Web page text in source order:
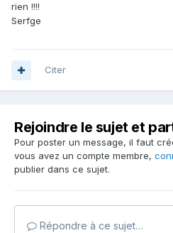
rien !!!!
Serfge
Citer
Rejoindre le sujet et
Pour poster un message, il faut
vous avez un compte membre,
publier dans ce sujet.
Répondre à ce sujet…